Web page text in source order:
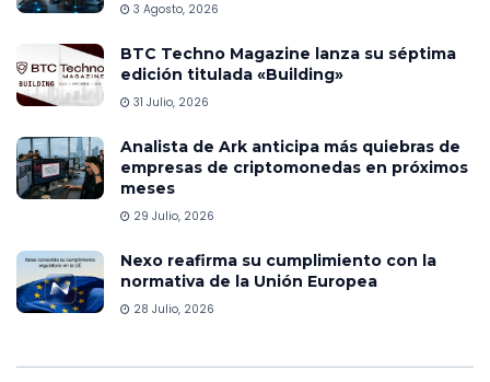
3 Agosto, 2026
BTC Techno Magazine lanza su séptima
edición titulada «Building»
31 Julio, 2026
Analista de Ark anticipa más quiebras de
empresas de criptomonedas en próximos
meses
29 Julio, 2026
Nexo reafirma su cumplimiento con la
normativa de la Unión Europea
28 Julio, 2026